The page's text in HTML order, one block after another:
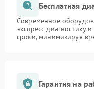
Бесплатная
Современное
экспресс-диагностику
сроки, минимизируя
Гарантия на